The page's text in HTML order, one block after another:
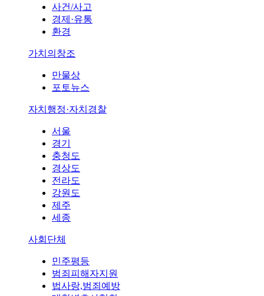
사건/사고
경제·유통
환경
가치의창조
만물상
포토뉴스
자치행정·자치경찰
서울
경기
충청도
경상도
전라도
강원도
제주
세종
사회단체
민주평등
범죄피해자지원
법사랑,범죄예방